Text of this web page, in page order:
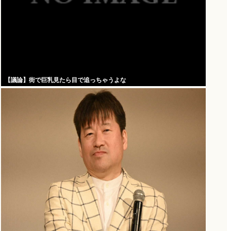
【議論】街で巨乳見たら目で追っちゃうよな